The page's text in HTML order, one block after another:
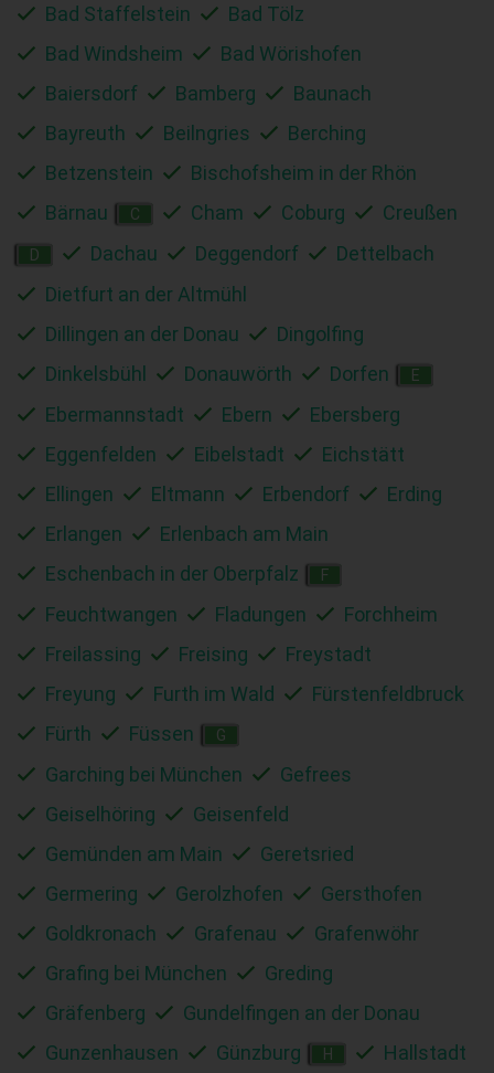
Bad Staffelstein
Bad Tölz
Bad Windsheim
Bad Wörishofen
Baiersdorf
Bamberg
Baunach
Bayreuth
Beilngries
Berching
Betzenstein
Bischofsheim in der Rhön
Bärnau
C Cham Coburg Creußen
D Dachau Deggendorf
Dettelbach
Dietfurt an der Altmühl
Dillingen an der Donau
Dingolfing
Dinkelsbühl
Donauwörth Dorfen E
Ebermannstadt Ebern
Ebersberg
Eggenfelden
Eibelstadt
Eichstätt
Ellingen
Eltmann Erbendorf
Erding
Erlangen
Erlenbach am Main
Eschenbach in der Oberpfalz
F
Feuchtwangen Fladungen
Forchheim
Freilassing
Freising
Freystadt
Freyung
Furth im Wald
Fürstenfeldbruck
Fürth
Füssen G
Garching bei München
Gefrees
Geiselhöring
Geisenfeld
Gemünden am Main
Geretsried
Germering
Gerolzhofen
Gersthofen
Goldkronach
Grafenau
Grafenwöhr
Grafing bei München
Greding
Gräfenberg
Gundelfingen an der Donau
Gunzenhausen
Günzburg H Hallstadt